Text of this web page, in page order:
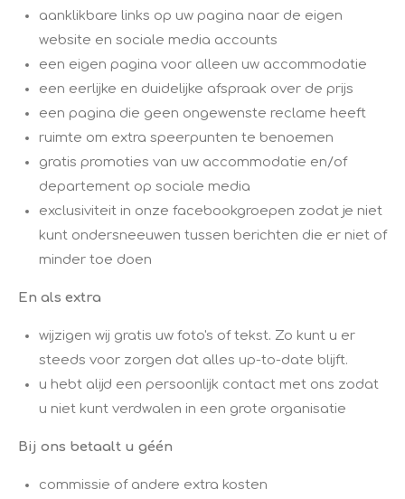
aanklikbare links op uw pagina naar de eigen
website en sociale media accounts
een eigen pagina voor alleen uw accommodatie
een eerlijke en duidelijke afspraak over de prijs​
een pagina die geen ongewenste reclame heeft​​​
ruimte om extra speerpunten te benoemen
gratis promoties van uw accommodatie en/of
departement op sociale media
exclusiviteit in onze facebookgroepen zodat je niet
kunt ondersneeuwen tussen berichten die er niet of
minder toe doen
En als extra
wijzigen wij gratis uw foto's of tekst. Zo kunt u er
steeds voor zorgen dat alles up-to-date blijft.
u hebt alijd een persoonlijk contact met ons zodat
u niet kunt verdwalen in een grote organisatie
Bij ons betaalt u géén​
​commissie of andere extra kosten